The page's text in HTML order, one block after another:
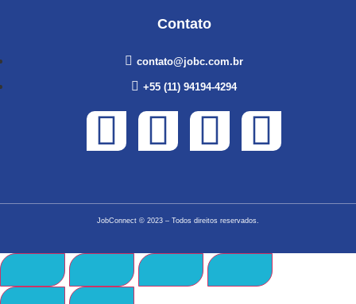
Contato
contato@jobc.com.br
+55 (11) 94194-4294
JobConnect © 2023 – Todos direitos reservados.